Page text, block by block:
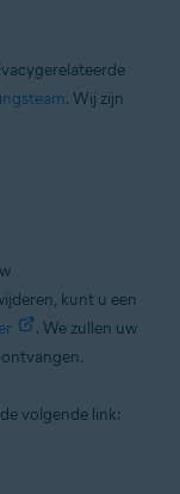
. Wij zijn
kunt u een
. We zullen uw
volgende link: